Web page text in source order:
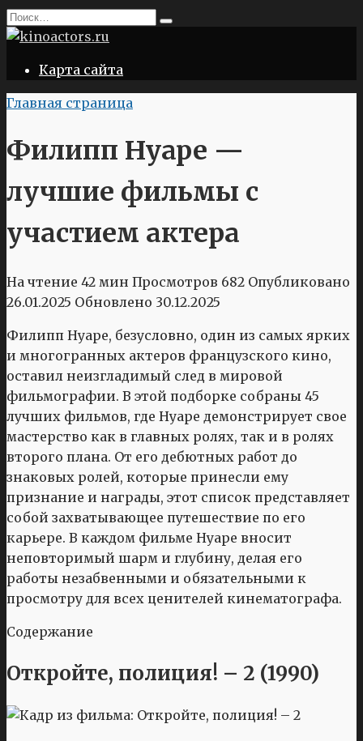
Перейти
к
Search
for:
Карта сайта
Главная страница
Филипп Нуаре —
лучшие фильмы с
участием актера
На чтение 42 мин Просмотров 682 Опубликовано
26.01.2025 Обновлено 30.12.2025
Филипп Нуаре, безусловно, один из самых ярких
и многогранных актеров французского кино,
оставил неизгладимый след в мировой
фильмографии. В этой подборке собраны 45
лучших фильмов, где Нуаре демонстрирует свое
мастерство как в главных ролях, так и в ролях
второго плана. От его дебютных работ до
знаковых ролей, которые принесли ему
признание и награды, этот список представляет
собой захватывающее путешествие по его
карьере. В каждом фильме Нуаре вносит
неповторимый шарм и глубину, делая его
работы незабвенными и обязательными к
просмотру для всех ценителей кинематографа.
Содержание
Откройте, полиция! – 2 (1990)